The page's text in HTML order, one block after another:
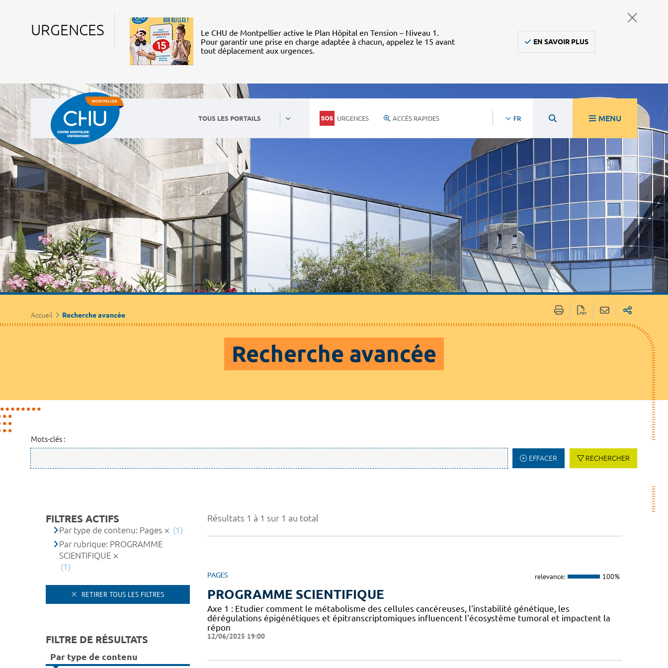
URGENCES
Le CHU de Montpellier active le Plan Hôpital en Tension – Niveau 1.
Pour garantir une prise en charge adaptée à chacun, appelez le 15 avant
tout déplacement aux urgences.
EN SAVOIR PLUS
TOUS LES PORTAILS URGENCES ACCÈS RAPIDES FR MENU
Accueil Recherche avancée
Recherche avancée
Mots-clés :
EFFACER RECHERCHER
Résultats 1 à 1 sur 1 au total
PAGES relevance: 100%
PROGRAMME SCIENTIFIQUE
Axe 1 : Etudier comment le métabolisme des cellules cancéreuses, l'instabilité génétique, les
dérégulations épigénétiques et épitranscriptomiques influencent l'écosystème tumoral et impactent la
répon
12/06/2025 19:00
FILTRES ACTIFS
Par type de contenu: Pages
(1)
Par rubrique: PROGRAMME
SCIENTIFIQUE
(1)
RETIRER TOUS LES FILTRES
FILTRE DE RÉSULTATS
Par type de contenu